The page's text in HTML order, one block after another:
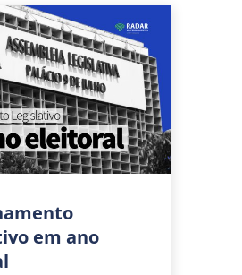
em ano